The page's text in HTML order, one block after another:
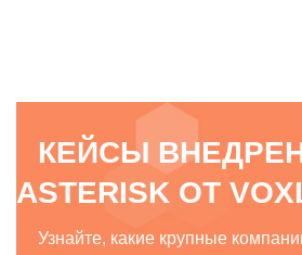
КЕЙСЫ
ASTERISK ОТ
Узнайте, какие крупные